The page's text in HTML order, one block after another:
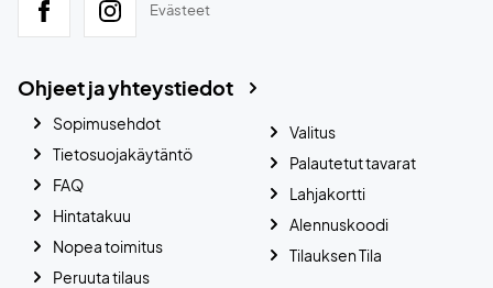
Evästeet
Ohjeet ja yhteystiedot
Sopimusehdot
Tietosuojakäytäntö
FAQ
Hintatakuu
Nopea toimitus
Peruuta tilaus
Valitus
Palautetut tavarat
Lahjakortti
Alennuskoodi
Tilauksen Tila